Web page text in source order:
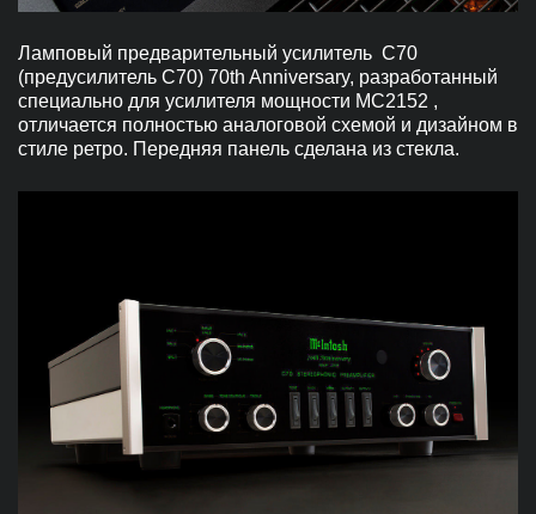
Ламповый предварительный усилитель C70
(предусилитель C70) 70th Anniversary, разработанный
специально для усилителя мощности MC2152 ,
отличается полностью аналоговой схемой и дизайном в
стиле ретро. Передняя панель сделана из стекла.